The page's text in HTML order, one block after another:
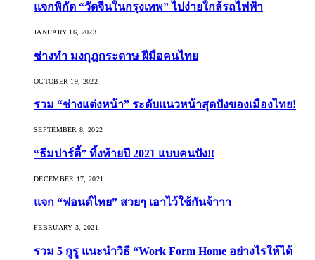
แจกพิกัด “วัดจีนในกรุงเทพ” ไปง่ายใกล้รถไฟฟ้า
JANUARY 16, 2023
ช่างทำ มงกุฎกระดาษ ฝีมือคนไทย
OCTOBER 19, 2022
รวม “ช่างแต่งหน้า” ระดับแนวหน้าสุดปังของเมืองไทย!
SEPTEMBER 8, 2022
“ธีมปาร์ตี้” ทิ้งท้ายปี 2021 แบบคนปัง!!
DECEMBER 17, 2021
แจก “ฟอนต์ไทย” สวยๆ เอาไว้ใช้กันจ้าาา
FEBRUARY 3, 2021
รวม 5 กูรู แนะนำวิธี “Work Form Home อย่างไรให้ได้